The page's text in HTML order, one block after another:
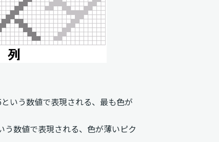
いう数値で表現される、最も色が
う数値で表現される、色が薄いピク